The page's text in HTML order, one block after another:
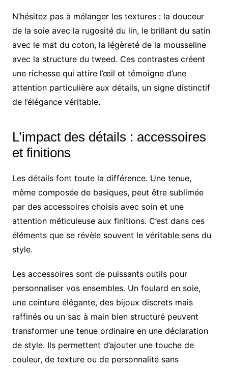
N’hésitez pas à mélanger les textures : la douceur
de la soie avec la rugosité du lin, le brillant du satin
avec le mat du coton, la légèreté de la mousseline
avec la structure du tweed. Ces contrastes créent
une richesse qui attire l’œil et témoigne d’une
attention particulière aux détails, un signe distinctif
de l’élégance véritable.
L’impact des détails : accessoires
et finitions
Les détails font toute la différence. Une tenue,
même composée de basiques, peut être sublimée
par des accessoires choisis avec soin et une
attention méticuleuse aux finitions. C’est dans ces
éléments que se révèle souvent le véritable sens du
style.
Les accessoires sont de puissants outils pour
personnaliser vos ensembles. Un foulard en soie,
une ceinture élégante, des bijoux discrets mais
raffinés ou un sac à main bien structuré peuvent
transformer une tenue ordinaire en une déclaration
de style. Ils permettent d’ajouter une touche de
couleur, de texture ou de personnalité sans